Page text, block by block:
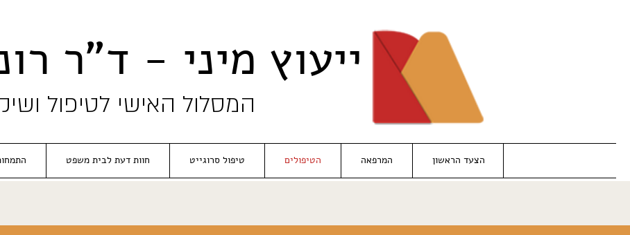
ייעוץ מיני - ד"ר
המסלול האישי לטיפול
הצעד הראשון המרפאה הטיפולים טיפול סרוגייט חוות דעת לבית משפט